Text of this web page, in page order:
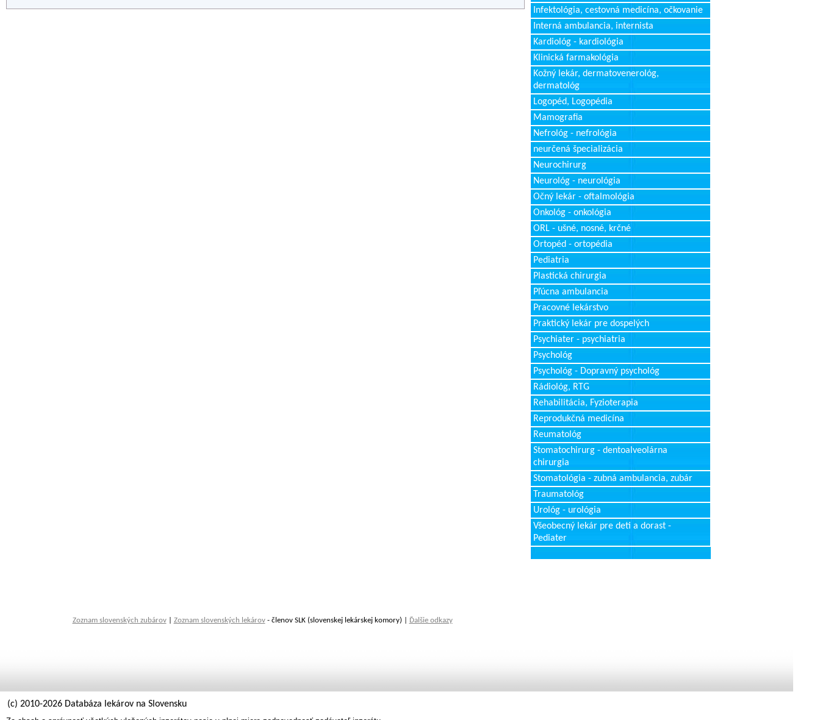
Infektológia, cestovná medicína, očkovanie
Interná ambulancia, internista
Kardiológ - kardiológia
Klinická farmakológia
Kožný lekár, dermatovenerológ,
dermatológ
Logopéd, Logopédia
Mamografia
Nefrológ - nefrológia
neurčená špecializácia
Neurochirurg
Neurológ - neurológia
Očný lekár - oftalmológia
Onkológ - onkológia
ORL - ušné, nosné, krčné
Ortopéd - ortopédia
Pediatria
Plastická chirurgia
Pľúcna ambulancia
Pracovné lekárstvo
Praktický lekár pre dospelých
Psychiater - psychiatria
Psychológ
Psychológ - Dopravný psychológ
Rádiológ, RTG
Rehabilitácia, Fyzioterapia
Reprodukčná medicína
Reumatológ
Stomatochirurg - dentoalveolárna
chirurgia
Stomatológia - zubná ambulancia, zubár
Traumatológ
Urológ - urológia
Všeobecný lekár pre deti a dorast -
Pediater
Zoznam slovenských zubárov| Zoznam slovenských lekárov- členov SLK (slovenskej lekárskej komory) | Ďalšie odkazy
(c) 2010-2026 Databáza lekárov na Slovensku